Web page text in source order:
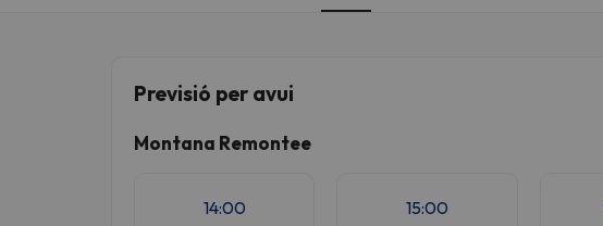
Previsió per avui
Montana Remontee
14:00 15:00